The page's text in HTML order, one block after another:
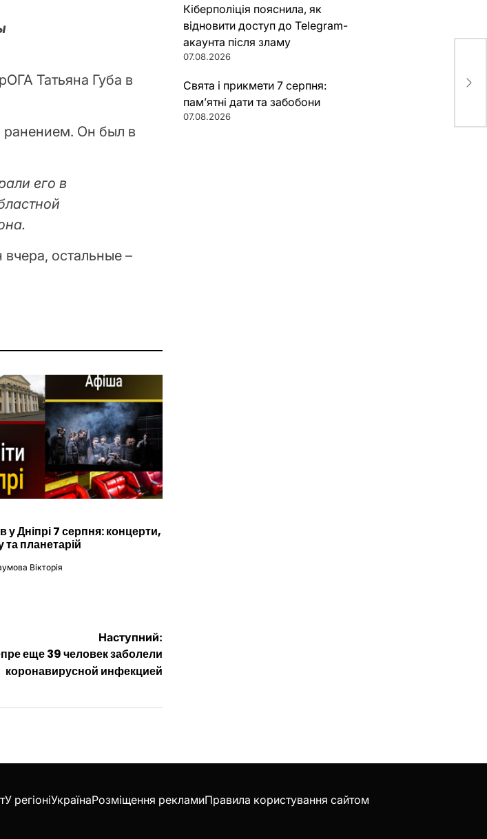
Татьяна Губа в
ранением. Он был в
его в
остальные –
у Дніпрі 7 серпня: концерти,
та планетарій
Вікторія
Наступний:
еще 39 человек заболели
коронавирусной инфекцией
Кіберполіція пояснила, як
відновити доступ до Telegram-
акаунта після зламу
07.08.2026
Свята і прикмети 7 серпня:
пам’ятні дати та забобони
07.08.2026
У регіоніУкраїнаРозміщення рекламиПравила користування сайтом